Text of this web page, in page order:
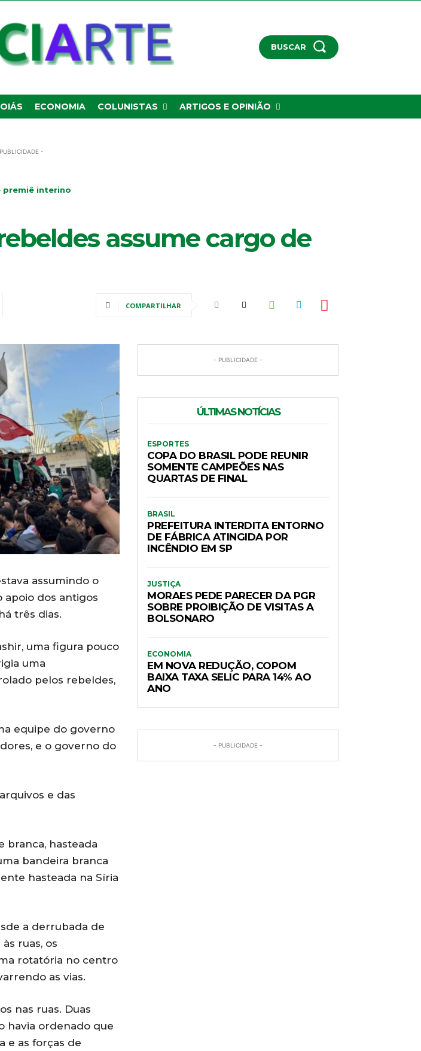
BUSCAR
ECONOMIA COLUNISTAS ARTIGOS E OPINIÃO
-
premiê interino
assume cargo de
COMPARTILHAR
assumindo o
dos antigos
três dias.
uma figura pouco
uma
pelos rebeldes,
equipe do governo
e o governo do
e das
branca, hasteada
bandeira branca
hasteada na Síria
a derrubada de
ruas, os
rotatória no centro
as vias.
nas ruas. Duas
havia ordenado que
e as forças de
- PUBLICIDADE -
ÚLTIMAS NOTÍCIAS
ESPORTES
COPA DO BRASIL PODE REUNIR
SOMENTE CAMPEÕES NAS
QUARTAS DE FINAL
BRASIL
PREFEITURA INTERDITA ENTORNO
DE FÁBRICA ATINGIDA POR
INCÊNDIO EM SP
JUSTIÇA
MORAES PEDE PARECER DA PGR
SOBRE PROIBIÇÃO DE VISITAS A
BOLSONARO
ECONOMIA
EM NOVA REDUÇÃO, COPOM
BAIXA TAXA SELIC PARA 14% AO
ANO
- PUBLICIDADE -